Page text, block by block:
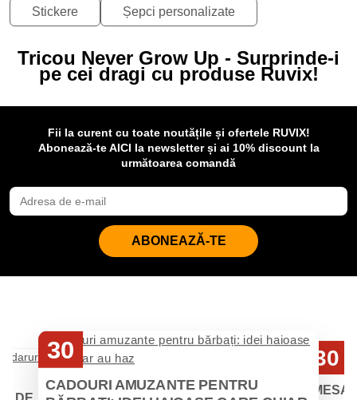
Stickere Șepci personalizate
Tricou Never Grow Up - Surprinde-i
pe cei dragi cu produse Ruvix!
Fii la curent cu toate noutățile și ofertele RUVIX!
Abonează-te AICI la newsletter și ai 10% discount la
următoarea comandă
ABONEAZĂ-TE
30
CADOURI AMUZANTE PENTRU
30